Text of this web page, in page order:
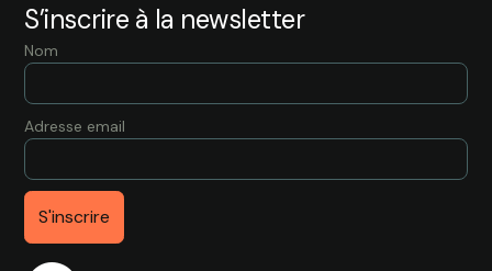
S’inscrire à la newsletter
Nom
Adresse email